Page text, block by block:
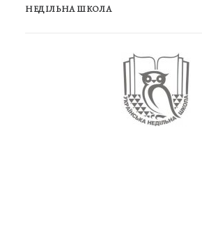
НЕДІЛЬНА ШКОЛА